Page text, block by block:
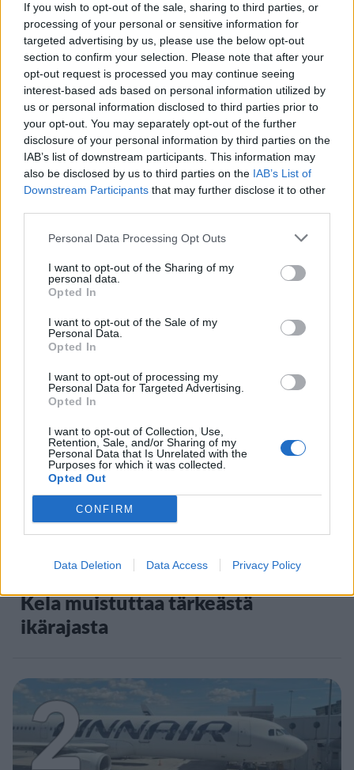
If you wish to opt-out of the sale, sharing to third parties, or
processing of your personal or sensitive information for
targeted advertising by us, please use the below opt-out
section to confirm your selection. Please note that after your
opt-out request is processed you may continue seeing
interest-based ads based on personal information utilized by
us or personal information disclosed to third parties prior to
your opt-out. You may separately opt-out of the further
disclosure of your personal information by third parties on the
IAB’s list of downstream participants. This information may
also be disclosed by us to third parties on the IAB’s List of
Downstream Participants that may further disclose it to other
Personal Data Processing Opt Outs
I want to opt-out of the Sharing of my
personal data.
Opted In
I want to opt-out of the Sale of my
Personal Data.
Opted In
I want to opt-out of processing my
Personal Data for Targeted Advertising.
Opted In
I want to opt-out of Collection, Use,
Retention, Sale, and/or Sharing of my
Personal Data that Is Unrelated with the
Purposes for which it was collected.
Opted Out
CONFIRM
Data Deletion Data Access Privacy Policy
Staran luetuimmat
1
UUTISET
Leskeneläke ei kuulu kaikille –
Kela muistuttaa tärkeästä
ikärajasta
2